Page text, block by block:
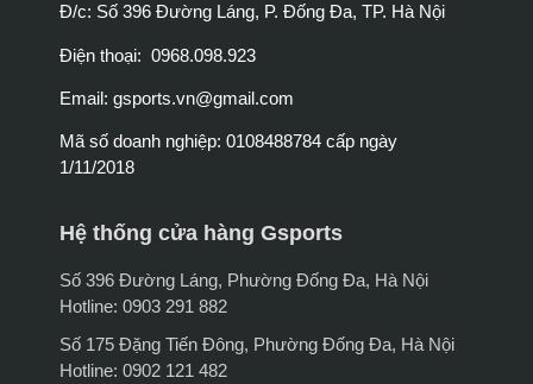
Đ/c: Số 396 Đường Láng, P. Đống Đa, TP. Hà Nội
Điện thoại: 0968.098.923
Email: gsports.vn@gmail.com
Mã số doanh nghiệp: 0108488784 cấp ngày
1/11/2018
Hệ thống cửa hàng Gsports
Số 396 Đường Láng, Phường Đống Đa, Hà Nội
Hotline: 0903 291 882
Số 175 Đặng Tiến Đông, Phường Đống Đa, Hà Nội
Hotline: 0902 121 482